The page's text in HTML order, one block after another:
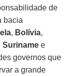
de
bacia
, Bolívia,
Suriname e
governos que
a grande